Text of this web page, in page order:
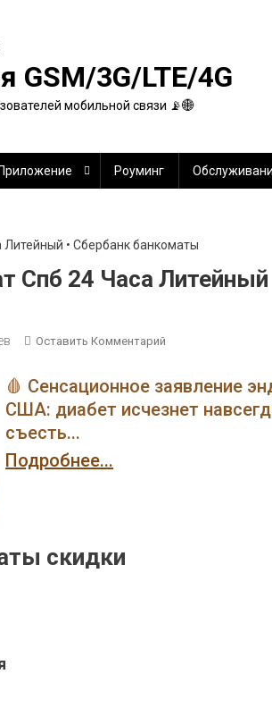
GSM/3G/LTE/4G
мобильной связи 📡🌐
Роуминг
Спб 24 Часа
Оставить Комментарий
Банкомат
🩸 Сенсационное заявление
США: диабет исчезнет
съесть...
Подробнее...
скидки